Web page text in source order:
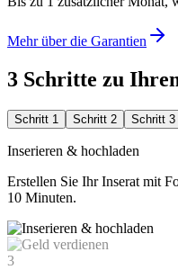
Mehr über die Garantien
3 Schritte zu
Schritt 1 Schritt 2 Schritt 3
Inserieren & hochladen
Erstellen Sie Ihr Inserat mit
10 Minuten.
3